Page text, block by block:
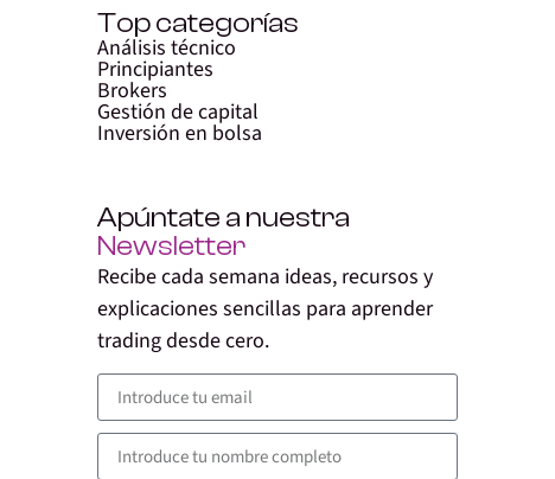
Top categorías
Análisis técnico
Principiantes
Brokers
Gestión de capital
Inversión en bolsa
Apúntate a nuestra
Newsletter
Recibe cada semana ideas, recursos y
explicaciones sencillas para aprender
trading desde cero.